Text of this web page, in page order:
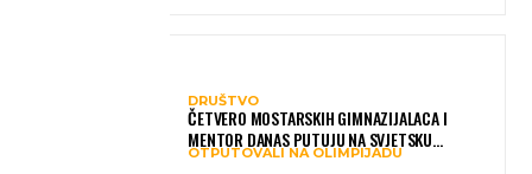
DRUŠTVO
ČETVERO MOSTARSKIH GIMNAZIJALACA I
MENTOR DANAS PUTUJU NA SVJETSKU
OLIMPIJADU IZ AI: PREDSTAVLJAT ĆE BIH MEĐU
OTPUTOVALI NA OLIMPIJADU